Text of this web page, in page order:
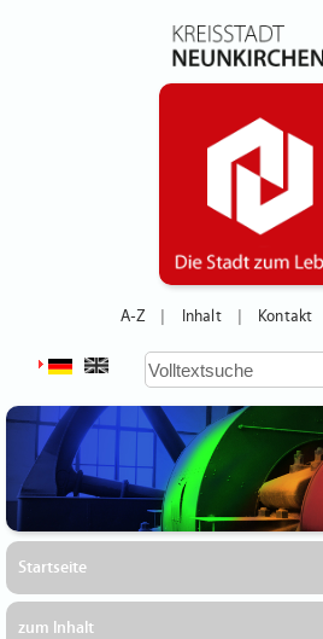
A-Z Inhalt Kontakt
Startseite
zum Inhalt